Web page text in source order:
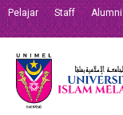
Pelajar Staff Alumni